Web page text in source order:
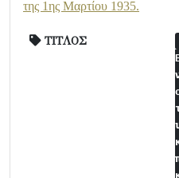
της 1ης Μαρτίου 1935.
ΤΙΤΛΟΣ